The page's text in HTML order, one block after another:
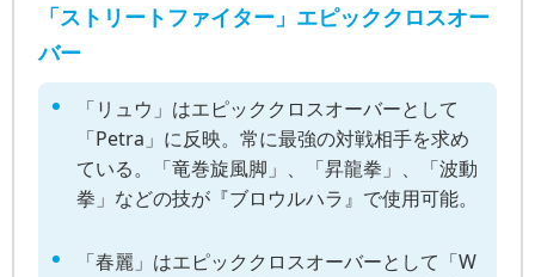
「ストリートファイター」エピッククロスオー
バー
「リュウ」はエピッククロスオーバーとして
「Petra」に反映。常に最強の対戦相手を求め
ている。「竜巻旋風脚」、「昇龍拳」、「波動
拳」などの技が『ブロウルハラ』で使用可能。
「春麗」はエピッククロスオーバーとして「W